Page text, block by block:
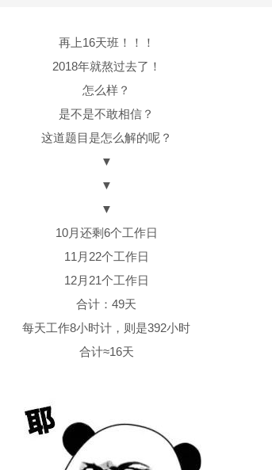
再上16天班！！！
2018年就熬过去了！
怎么样？
是不是不敢相信？
这道题目是怎么解的呢？
▼
▼
▼
10月还剩6个工作日
11月22个工作日
12月21个工作日
合计：49天
每天工作8小时计，则是392小时
合计≈16天